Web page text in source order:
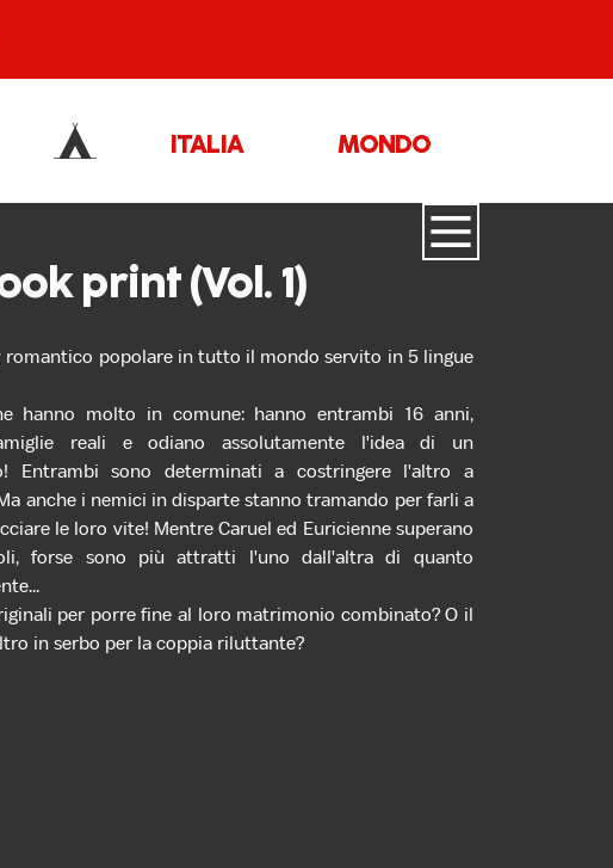
ITALIA MONDO
print (Vol. 1)
romantico popolare in tutto il mondo servito in 5 lingue
hanno molto in comune: hanno entrambi 16 anni,
reali e odiano assolutamente l'idea di un
Entrambi sono determinati a costringere l'altro a
anche i nemici in disparte stanno tramando per farli a
le loro vite! Mentre Caruel ed Euricienne superano
forse sono più attratti l'uno dall'altra di quanto
per porre fine al loro matrimonio combinato? O il
in serbo per la coppia riluttante?